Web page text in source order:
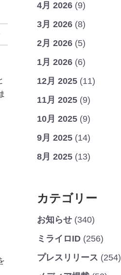
4月 2026 (9)
3月 2026 (8)
2月 2026 (5)
1月 2026 (6)
12月 2025 (11)
11月 2025 (9)
10月 2025 (9)
9月 2025 (14)
8月 2025 (13)
カテゴリー
お知らせ (340)
ミライロID (256)
プレスリリース (254)